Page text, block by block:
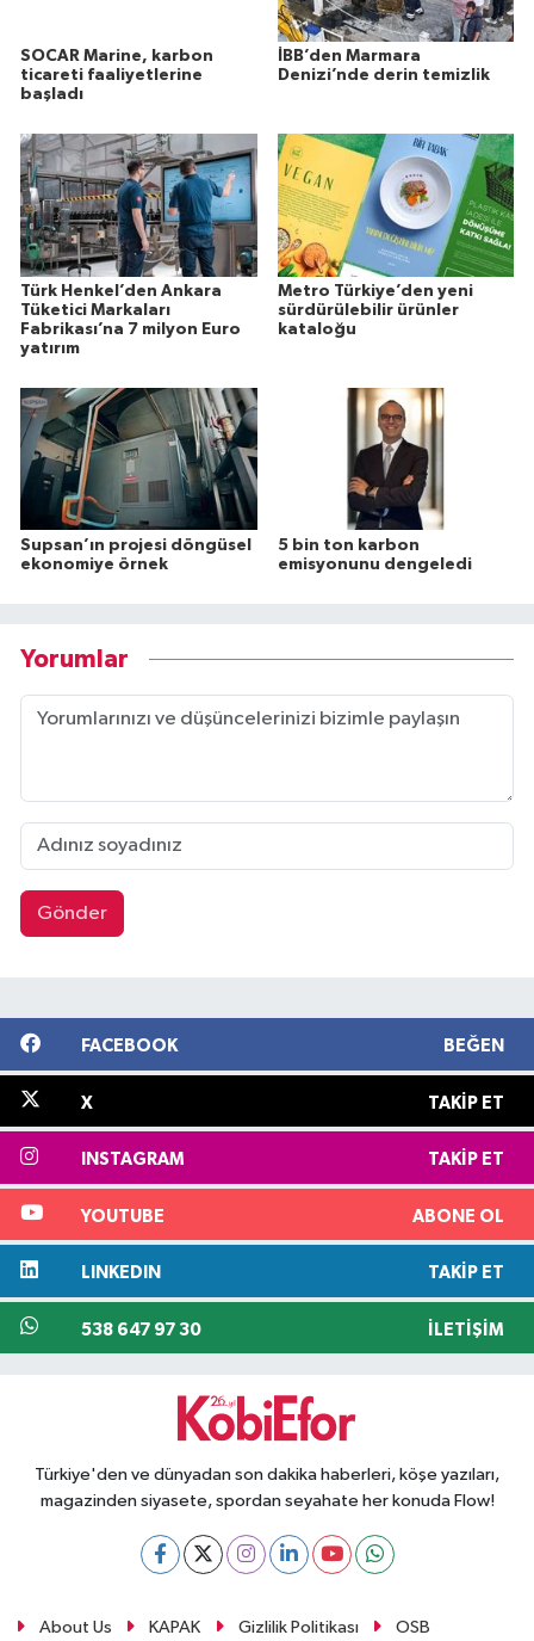
SOCAR Marine, karbon
ticareti faaliyetlerine
başladı
İBB’den Marmara
Denizi’nde derin temizlik
Türk Henkel’den Ankara
Tüketici Markaları
Fabrikası’na 7 milyon Euro
yatırım
Metro Türkiye’den yeni
sürdürülebilir ürünler
kataloğu
Supsan’ın projesi döngüsel
ekonomiye örnek
5 bin ton karbon
emisyonunu dengeledi
Yorumlar
Gönder
FACEBOOK BEĞEN
X TAKIP ET
INSTAGRAM TAKIP ET
YOUTUBE ABONE OL
LINKEDIN TAKIP ET
538 647 97 30 İLETIŞIM
Türkiye'den ve dünyadan son dakika haberleri, köşe yazıları,
magazinden siyasete, spordan seyahate her konuda Flow!
About Us KAPAK Gizlilik Politikası OSB